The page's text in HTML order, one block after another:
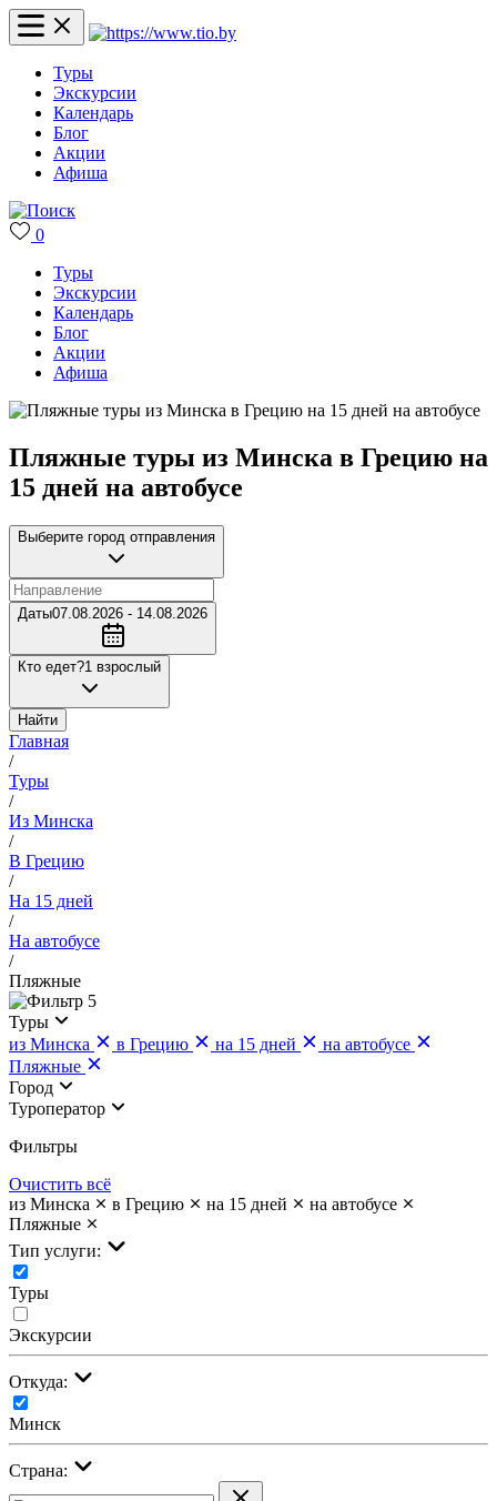
Туры
Экскурсии
Календарь
Блог
Акции
Афиша
0
Туры
Экскурсии
Календарь
Блог
Акции
Афиша
Пляжные туры из Минска в Грецию на
15 дней на автобусе
Выберите город отправления
Даты07.08.2026 - 14.08.2026
Кто едет?1 взрослый
Найти
Главная
/
Туры
/
Из Минска
/
В Грецию
/
На 15 дней
/
На автобусе
/
Пляжные
5
Туры
из Минска
в Грецию на 15 дней
на автобусе
Пляжные
Город
Туроператор
Фильтры
Очистить всё
из Минска
в Грецию на 15 дней
на автобусе
Пляжные
Тип услуги:
Туры
Экскурсии
Откуда:
Минск
Страна: